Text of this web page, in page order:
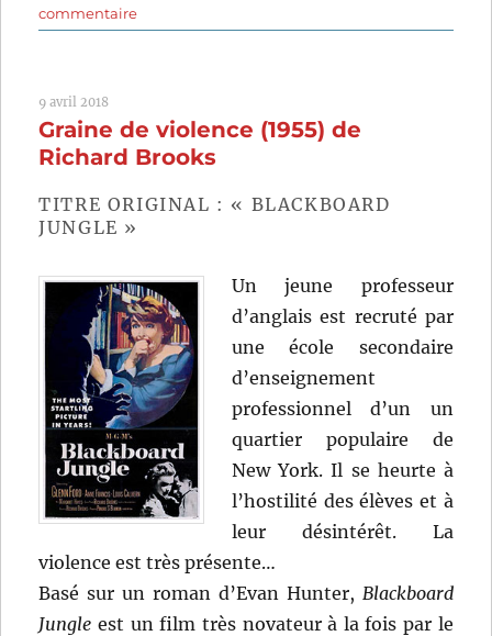
commentairesur
L’Affaire
de
Vincent
9 avril 2018
Graine de violence (1955) de
Richard Brooks
TITRE ORIGINAL : « BLACKBOARD
JUNGLE »
Un jeune professeur
d’anglais est recruté par
une école secondaire
d’enseignement
professionnel d’un un
quartier populaire de
New York. Il se heurte à
l’hostilité des élèves et à
leur désintérêt. La
violence est très présente…
Basé sur un roman d’Evan Hunter, Blackboard
Jungle est un film très novateur à la fois par le